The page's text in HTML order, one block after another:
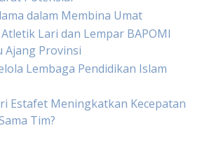
dalam Membina Umat
Lari dan Lempar BAPOMI
Ajang Provinsi
Lembaga Pendidikan Islam
Estafet Meningkatkan Kecepatan
Tim?